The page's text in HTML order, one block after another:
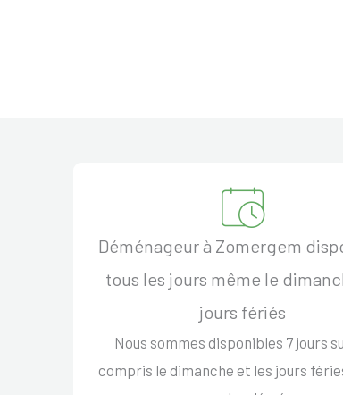
Déménageur à Zomergem
tous les jours même le
jours fériés
Nous sommes disponibles 7 jours
compris le dimanche et les jours